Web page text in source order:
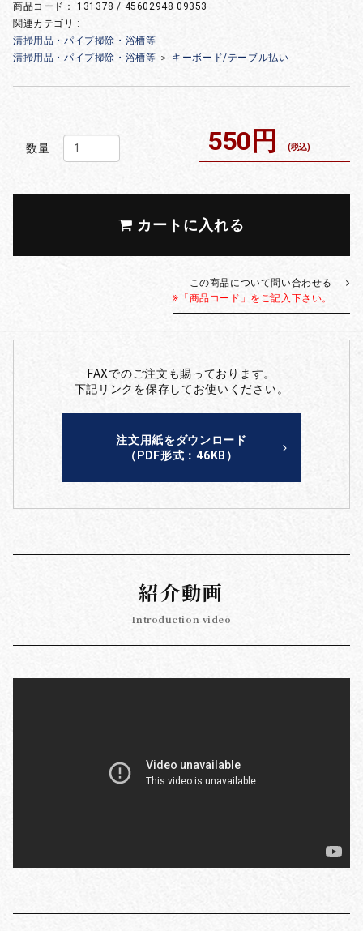
商品コード：131378 / 45602948 09353
関連カテゴリ :
清掃用品・パイプ掃除・浴槽等
清掃用品・パイプ掃除・浴槽等 ＞ キーボード/テーブル払い
数量 550円 (税込)
カートに入れる
この商品について問い合わせる
※「商品コード」をご記入下さい。
FAXでのご注文も賜っております。
下記リンクを保存してお使いください。
注文用紙をダウンロード
（PDF形式：46KB）
紹介動画
Introduction video